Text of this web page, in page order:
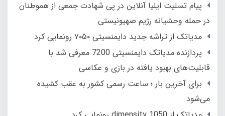
پیام تسلیت ایلیا آنلاین در پی شهادت جمعی از هموطنان
در حمله وحشیانه رژیم صهیونیستی
مدیاتک از تراشه جدید دایمنسیتی ۷۰۵۰ رونمایی کرد
پردازنده مدیاتک دایمنسیتی 7200 معرفی شد با
قابلیت‎‌های بهبود یافته در بازی و عکاسی
برای آخرین بار ؛ ساعت رسمی کشور به عقب کشیده
می‌شود